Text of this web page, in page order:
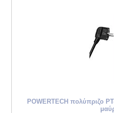
POWERTECH πολύπριζο